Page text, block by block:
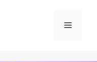
Meniu